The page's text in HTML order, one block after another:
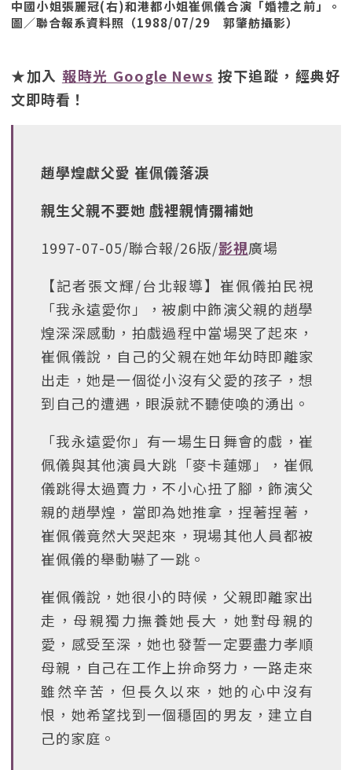
中國小姐張麗冠(右)和港都小姐崔佩儀合演「婚禮之前」。
圖／聯合報系資料照（1988/07/29 郭肇舫攝影）
★加入 報時光 Google News 按下追蹤，經典好
文即時看！
趙學煌獻父愛 崔佩儀落淚
親生父親不要她 戲裡親情彌補她
1997-07-05/聯合報/26版/影視廣場
【記者張文輝/台北報導】崔佩儀拍民視
「我永遠愛你」，被劇中飾演父親的趙學
煌深深感動，拍戲過程中當場哭了起來，
崔佩儀說，自己的父親在她年幼時即離家
出走，她是一個從小沒有父愛的孩子，想
到自己的遭遇，眼淚就不聽使喚的湧出。
「我永遠愛你」有一場生日舞會的戲，崔
佩儀與其他演員大跳「麥卡蓮娜」，崔佩
儀跳得太過賣力，不小心扭了腳，飾演父
親的趙學煌，當即為她推拿，捏著捏著，
崔佩儀竟然大哭起來，現場其他人員都被
崔佩儀的舉動嚇了一跳。
崔佩儀說，她很小的時候，父親即離家出
走，母親獨力撫養她長大，她對母親的
愛，感受至深，她也發誓一定要盡力孝順
母親，自己在工作上拚命努力，一路走來
雖然辛苦，但長久以來，她的心中沒有
恨，她希望找到一個穩固的男友，建立自
己的家庭。